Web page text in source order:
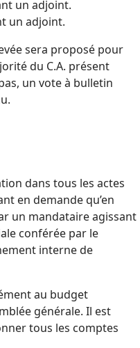
un adjoint.
un adjoint.
sera proposé pour
du C.A. présent
un vote à bulletin
dans tous les actes
en demande qu’en
un mandataire agissant
conférée par le
interne de
au budget
générale. Il est
tous les comptes